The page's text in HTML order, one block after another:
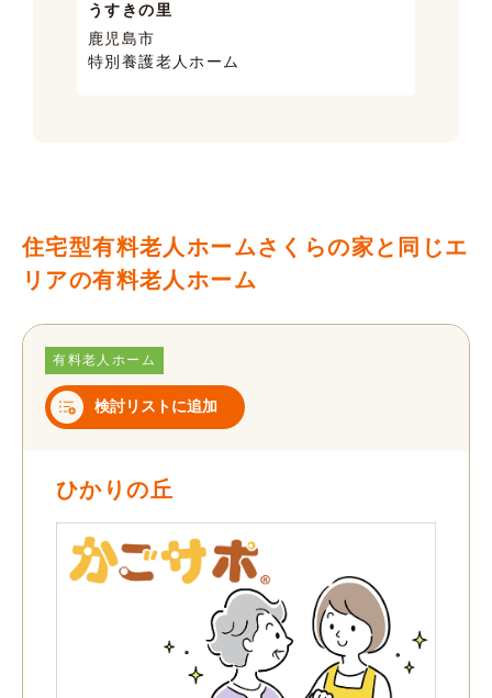
うすきの里
鹿児島市
特別養護老人ホーム
住宅型有料老人ホームさくらの家と同じエ
リアの有料老人ホーム
有料老人ホーム
検討リストに追加
ひかりの丘